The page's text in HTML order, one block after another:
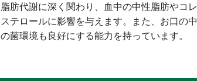
脂肪代謝に深く関わり、血中の中性脂肪やコレ
ステロールに影響を与えます。また、お口の中
の菌環境も良好にする能力を持っています。